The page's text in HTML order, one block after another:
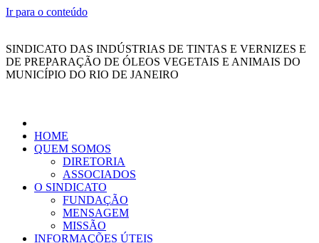
Ir para o conteúdo
SINDICATO DAS INDÚSTRIAS DE TINTAS E VERNIZES E
DE PREPARAÇÃO DE ÓLEOS VEGETAIS E ANIMAIS DO
MUNICÍPIO DO RIO DE JANEIRO
HOME
QUEM SOMOS
DIRETORIA
ASSOCIADOS
O SINDICATO
FUNDAÇÃO
MENSAGEM
MISSÃO
INFORMAÇÕES ÚTEIS